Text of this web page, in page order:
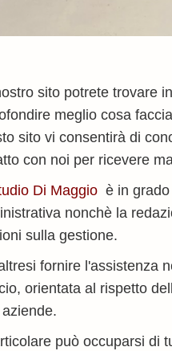
sito potrete trovare
meglio cosa
sito vi consentirà di
con noi per ricevere
Di Maggio è in
nonchè la
sulla gestione.
fornire l'assistenza
orientata al rispetto
può occuparsi di